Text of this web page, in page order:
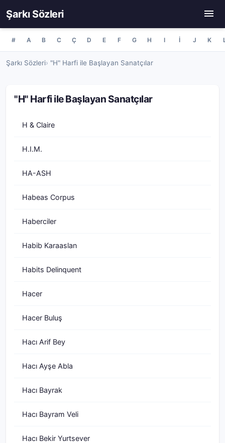
Şarkı Sözleri
# A B C Ç D E F G H I İ J K
Şarkı Sözleri "H" Harfi ile Başlayan Sanatçılar
"H" Harfi ile Başlayan Sanatçılar
H & Claire
H.I.M.
HA-ASH
Habeas Corpus
Haberciler
Habib Karaaslan
Habits Delinquent
Hacer
Hacer Buluş
Hacı Arif Bey
Hacı Ayşe Abla
Hacı Bayrak
Hacı Bayram Veli
Hacı Bekir Yurtsever